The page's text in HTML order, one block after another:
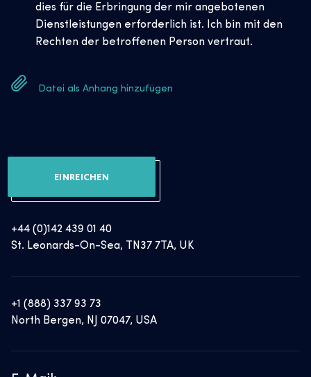
dies für die Erbringung der mir angebotenen
Dienstleistungen erforderlich ist. Ich bin mit den
Rechten der betroffenen Person vertraut.
Datei als Anhang hinzufügen
EINREICHEN
+44 (0)142 439 01 40
St. Leonards-On-Sea, TN37 7TA, UK
+1 (888) 337 93 73
North Bergen, NJ 07047, USA